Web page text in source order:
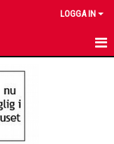
LOGGA IN